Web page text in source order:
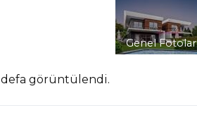
Genel Fotolar
defa görüntülendi.